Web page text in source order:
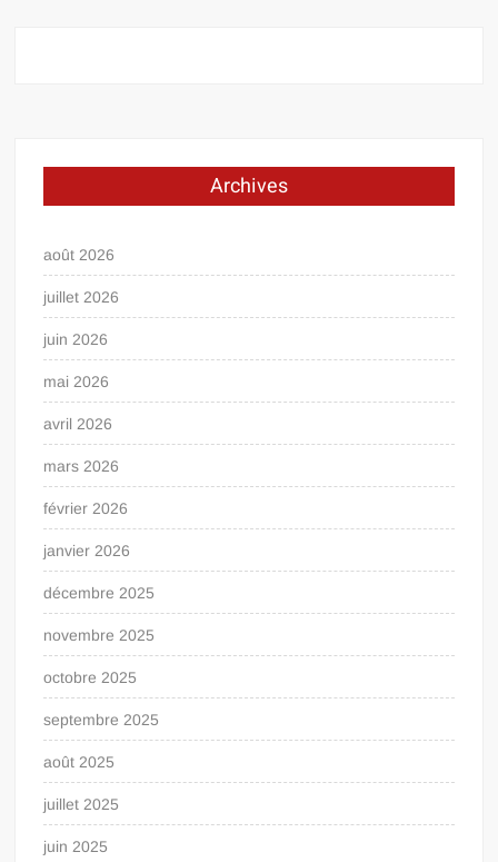
Archives
août 2026
juillet 2026
juin 2026
mai 2026
avril 2026
mars 2026
février 2026
janvier 2026
décembre 2025
novembre 2025
octobre 2025
septembre 2025
août 2025
juillet 2025
juin 2025